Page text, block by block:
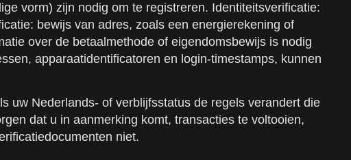
vorm) zijn nodig om te registreren. Identiteitsverificatie:
bewijs van adres, zoals een energierekening of
over de betaalmethode of eigendomsbewijs is nodig
apparaatidentificatoren en login-timestamps, kunnen
uw Nederlands- of verblijfsstatus de regels verandert die
dat u in aanmerking komt, transacties te voltooien,
niet.